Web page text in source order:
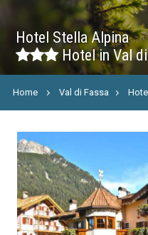
Hotel Stella Alpina
Hotel in Val
Home Val di Fassa Hotel